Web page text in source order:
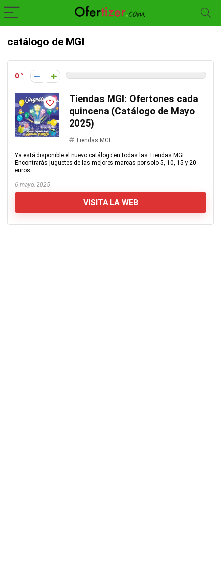
catálogo de MGI
0
Tiendas MGI: Ofertones cada
quincena (Catálogo de Mayo
2025)
Tiendas MGI
Ya está disponible el nuevo catálogo en todas las Tiendas MGI.
Encontrarás juguetes de las mejores marcas por solo 5, 10, 15 y 20
euros.
6 mayo, 2025
VISITA LA WEB